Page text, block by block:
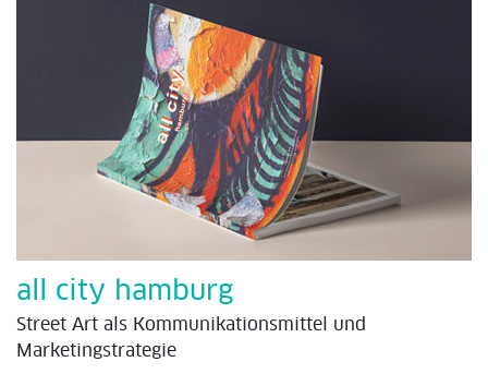
all city hamburg
Street Art als Kommunikationsmittel und
Marketingstrategie